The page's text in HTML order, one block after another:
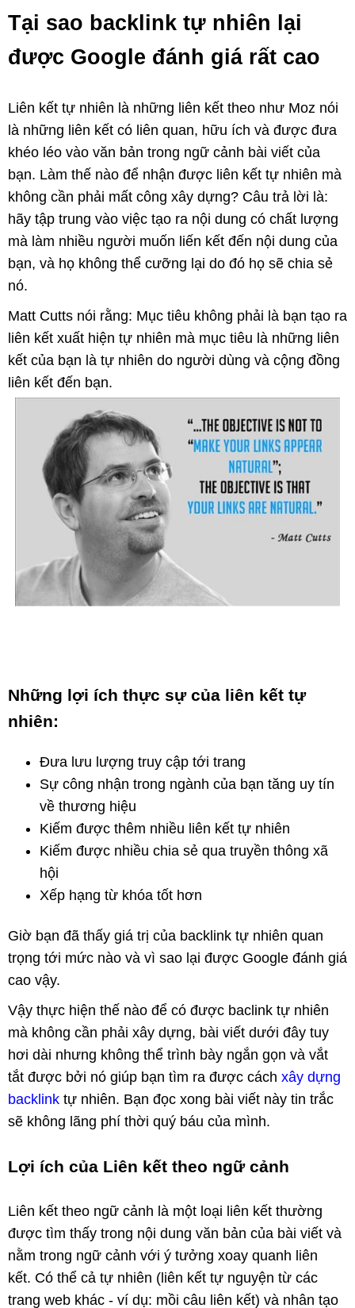
Tại sao backlink tự nhiên lại
được Google đánh giá rất cao
Liên kết tự nhiên là những liên kết theo như Moz nói
là những liên kết có liên quan, hữu ích và được đưa
khéo léo vào văn bản trong ngữ cảnh bài viết của
bạn. Làm thế nào để nhận được liên kết tự nhiên mà
không cần phải mất công xây dựng? Câu trả lời là:
hãy tập trung vào việc tạo ra nội dung có chất lượng
mà làm nhiều người muốn liến kết đến nội dung của
bạn, và họ không thể cưỡng lại do đó họ sẽ chia sẻ
nó.
Matt Cutts nói rằng: Mục tiêu không phải là bạn tạo ra
liên kết xuất hiện tự nhiên mà mục tiêu là những liên
kết của bạn là tự nhiên do người dùng và cộng đồng
liên kết đến bạn.
Những lợi ích thực sự của liên kết tự
nhiên:
Đưa lưu lượng truy cập tới trang
Sự công nhận trong ngành của bạn tăng uy tín
về thương hiệu
Kiếm được thêm nhiều liên kết tự nhiên
Kiếm được nhiều chia sẻ qua truyền thông xã
hội
Xếp hạng từ khóa tốt hơn
Giờ bạn đã thấy giá trị của backlink tự nhiên quan
trọng tới mức nào và vì sao lại được Google đánh giá
cao vậy.
Vậy thực hiện thế nào để có được baclink tự nhiên
mà không cần phải xây dựng, bài viết dưới đây tuy
hơi dài nhưng không thể trình bày ngắn gọn và vắt
tắt được bởi nó giúp bạn tìm ra được cách xây dựng
backlink tự nhiên. Bạn đọc xong bài viết này tin trắc
sẽ không lãng phí thời quý báu của mình.
Lợi ích của Liên kết theo ngữ cảnh
Liên kết theo ngữ cảnh là một loại liên kết thường
được tìm thấy trong nội dung văn bản của bài viết và
nằm trong ngữ cảnh với ý tưởng xoay quanh liên
kết. Có thể cả tự nhiên (liên kết tự nguyện từ các
trang web khác - ví dụ: mồi câu liên kết) và nhân tạo